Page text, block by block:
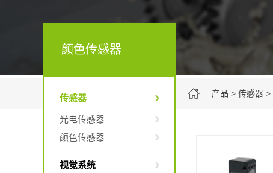
产品 > 传感器 >
颜色传感器
传感器
光电传感器
颜色传感器
视觉系统